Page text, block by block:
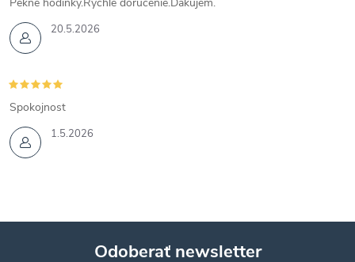
20.5.2026
1.5.2026
Spokojnost
Odoberať newsletter